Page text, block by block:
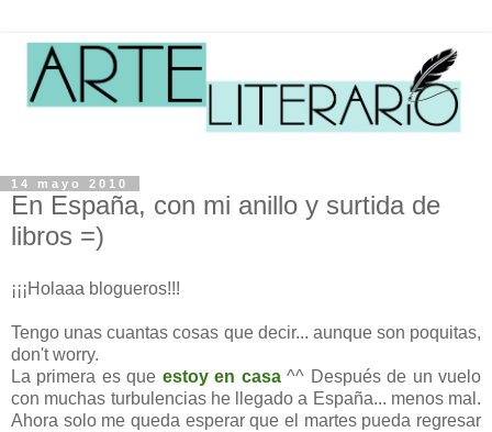
14 mayo 2010
En España, con mi anillo y surtida de
libros =)
¡¡¡Holaaa blogueros!!!
Tengo unas cuantas cosas que decir... aunque son poquitas,
don't worry.
La primera es que estoy en casa^^ Después de un vuelo
con muchas turbulencias he llegado a España... menos mal.
Ahora solo me queda esperar que el martes pueda regresar